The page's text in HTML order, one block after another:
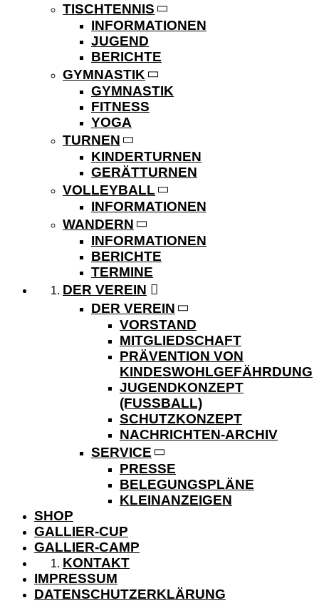
TISCHTENNIS
INFORMATIONEN
JUGEND
BERICHTE
GYMNASTIK
GYMNASTIK
FITNESS
YOGA
TURNEN
KINDERTURNEN
GERÄTTURNEN
VOLLEYBALL
INFORMATIONEN
WANDERN
INFORMATIONEN
BERICHTE
TERMINE
DER VEREIN
DER VEREIN
VORSTAND
MITGLIEDSCHAFT
PRÄVENTION VON
KINDESWOHLGEFÄHRDUNG
JUGENDKONZEPT
(FUSSBALL)
SCHUTZKONZEPT
NACHRICHTEN-ARCHIV
SERVICE
PRESSE
BELEGUNGSPLÄNE
KLEINANZEIGEN
SHOP
GALLIER-CUP
GALLIER-CAMP
KONTAKT
IMPRESSUM
DATENSCHUTZERKLÄRUNG